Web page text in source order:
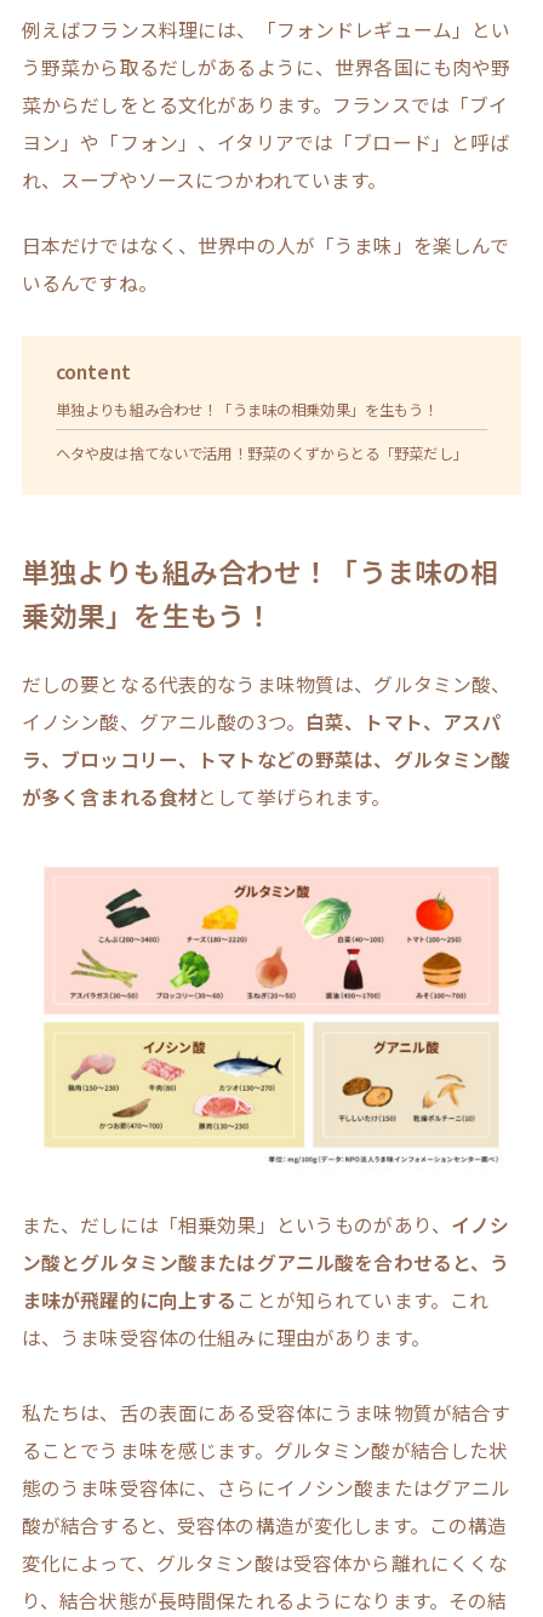
例えばフランス料理には、「フォンドレギューム」とい
う野菜から取るだしがあるように、世界各国にも肉や野
菜からだしをとる文化があります。フランスでは「ブイ
ヨン」や「フォン」、イタリアでは「ブロード」と呼ば
れ、スープやソースにつかわれています。
日本だけではなく、世界中の人が「うま味」を楽しんで
いるんですね。
content
単独よりも組み合わせ！「うま味の相乗効果」を生もう！
ヘタや皮は捨てないで活用！野菜のくずからとる「野菜だし」
単独よりも組み合わせ！「うま味の相
乗効果」を生もう！
だしの要となる代表的なうま味物質は、グルタミン酸、
イノシン酸、グアニル酸の3つ。 白菜、トマト、アスパ
ラ、ブロッコリー、トマトなどの野菜は、グルタミン酸
が多く含まれる食材として挙げられます。
また、だしには「相乗効果」というものがあり、 イノシ
ン酸とグルタミン酸またはグアニル酸を合わせると、う
ま味が飛躍的に向上する ことが知られています。これ
は、うま味受容体の仕組みに理由があります。
私たちは、舌の表面にある受容体にうま味物質が結合す
ることでうま味を感じます。グルタミン酸が結合した状
態のうま味受容体に、さらにイノシン酸またはグアニル
酸が結合すると、受容体の構造が変化します。この構造
変化によって、グルタミン酸は受容体から離れにくくな
り、結合状態が長時間保たれるようになります。その結